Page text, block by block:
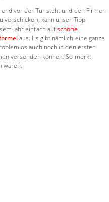
vor der Tür steht und den Firmen
verschicken, kann unser Tipp
Jahr einfach aufschöne
aus. Es gibt nämlich eine ganze
auch noch in den ersten
versenden können. So merkt
waren.